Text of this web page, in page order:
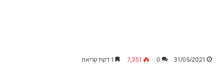
31/05/2021
0
7,351